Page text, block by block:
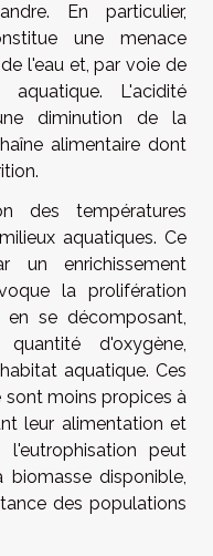
En particulier,
une menace
l'eau et, par voie de
L'acidité
diminution de la
alimentaire dont
des températures
aquatiques. Ce
un enrichissement
la prolifération
se décomposant,
d'oxygène,
aquatique. Ces
sont moins propices à
leur alimentation et
peut
disponible,
des populations